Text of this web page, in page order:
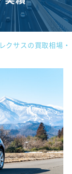
レクサスの買取相場